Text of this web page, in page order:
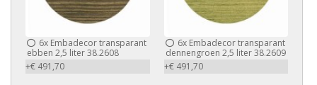
6x Embadecor transparant
ebben 2,5 liter 38.2608
+€ 491,70
6xEmbadecor transparant
dennengroen 2,5 liter 38.2609
+€ 491,70